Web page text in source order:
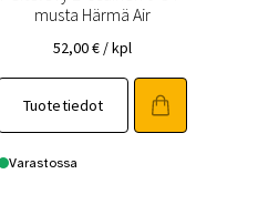
musta Härmä Air
52,00€ / kpl
Tuotetiedot
Varastossa